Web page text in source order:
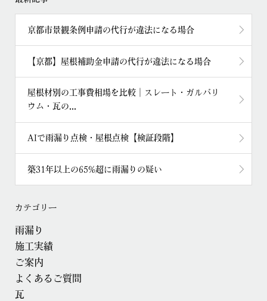
京都市景観条例申請の代行が違法になる場合
【京都】屋根補助金申請の代行が違法になる場合
屋根材別の工事費相場を比較｜スレート・ガルバリ
ウム・瓦の...
AIで雨漏り点検・屋根点検【検証段階】
築31年以上の65%超に雨漏りの疑い
カテゴリー
雨漏り
施工実績
ご案内
よくあるご質問
瓦